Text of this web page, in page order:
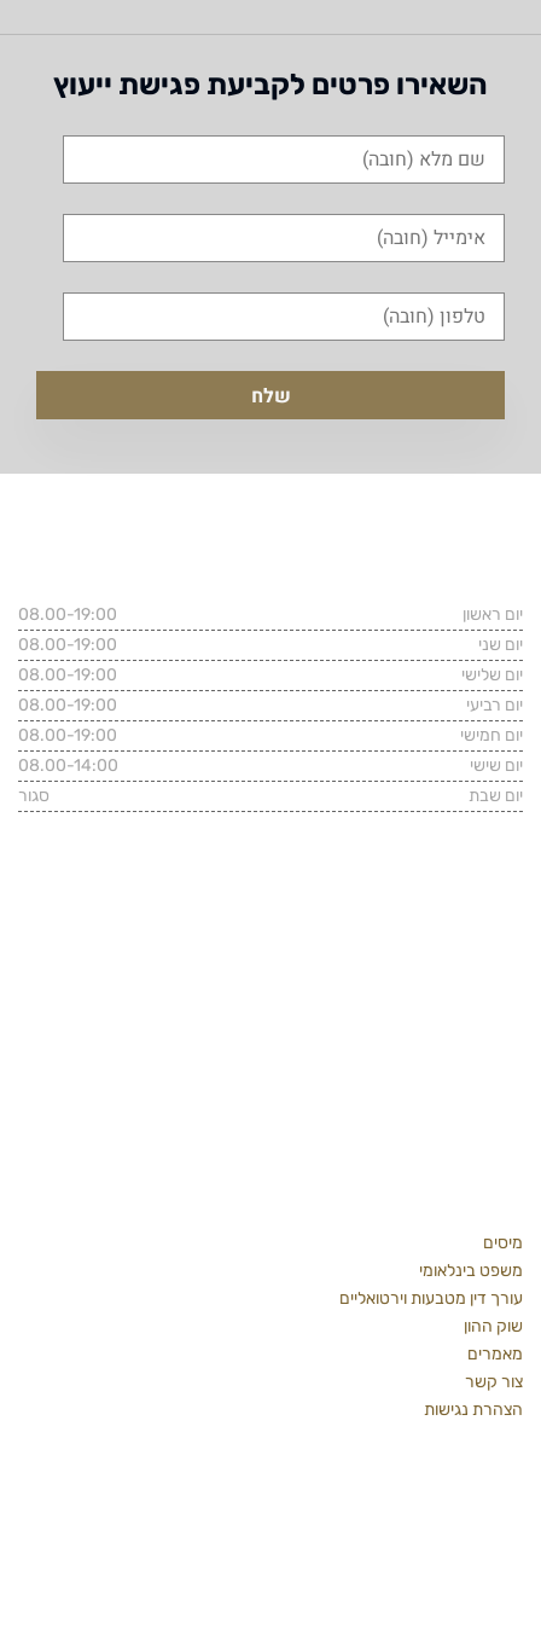
השאירו פרטים לקביעת פגישת ייעוץ
יום ראשון
08.00-19:00
יום שני
08.00-19:00
יום שלישי
08.00-19:00
יום רביעי
08.00-19:00
יום חמישי
08.00-19:00
יום שישי
08.00-14:00
יום שבת
סגור
מיסים
משפט בינלאומי
עורך דין מטבעות וירטואליים
שוק ההון
מאמרים
צור קשר
הצהרת נגישות